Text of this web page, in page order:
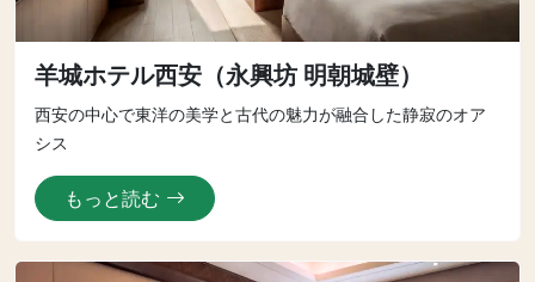
羊城ホテル西安（永興坊 明朝城壁）
西安の中心で東洋の美学と古代の魅力が融合した静寂のオア
シス
もっと読む